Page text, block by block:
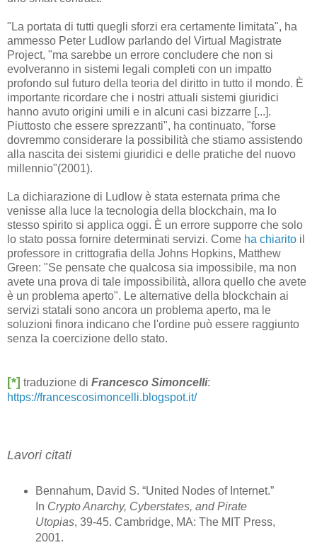
"La portata di tutti quegli sforzi era certamente limitata", ha
ammesso Peter Ludlow parlando del Virtual Magistrate
Project, "ma sarebbe un errore concludere che non si
evolveranno in sistemi legali completi con un impatto
profondo sul futuro della teoria del diritto in tutto il mondo. È
importante ricordare che i nostri attuali sistemi giuridici
hanno avuto origini umili e in alcuni casi bizzarre [...].
Piuttosto che essere sprezzanti", ha continuato, "forse
dovremmo considerare la possibilità che stiamo assistendo
alla nascita dei sistemi giuridici e delle pratiche del nuovo
millennio"(2001).
La dichiarazione di Ludlow è stata esternata prima che
venisse alla luce la tecnologia della blockchain, ma lo
stesso spirito si applica oggi. È un errore supporre che solo
lo stato possa fornire determinati servizi. Come ha chiarito il
professore in crittografia della Johns Hopkins, Matthew
Green: "Se pensate che qualcosa sia impossibile, ma non
avete una prova di tale impossibilità, allora quello che avete
è un problema aperto". Le alternative della blockchain ai
servizi statali sono ancora un problema aperto, ma le
soluzioni finora indicano che l'ordine può essere raggiunto
senza la coercizione dello stato.
[*] traduzione di Francesco Simoncelli:
https://francescosimoncelli.blogspot.it/
Lavori citati
Bennahum, David S. “United Nodes of Internet.”
In Crypto Anarchy, Cyberstates, and Pirate
Utopias, 39-45. Cambridge, MA: The MIT Press,
2001.